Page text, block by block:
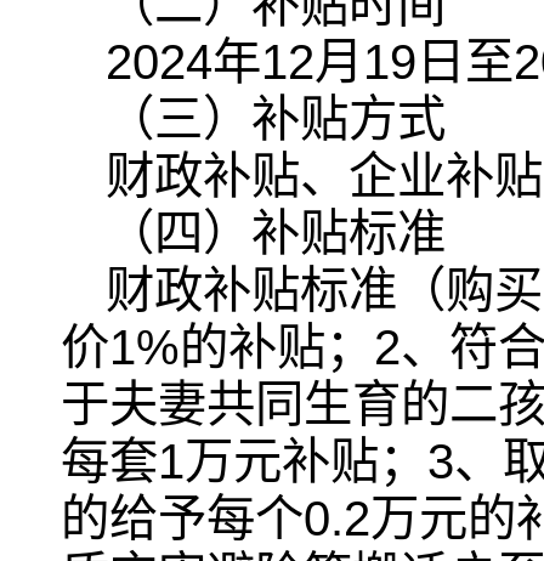
2024年12月19日至
（三）补贴方式
财政补贴、企业补
（四）补贴标准
财政补贴标准（购
价1%的补贴；2、符
于夫妻共同生育的二
每套1万元补贴；3、
的给予每个0.2万元的